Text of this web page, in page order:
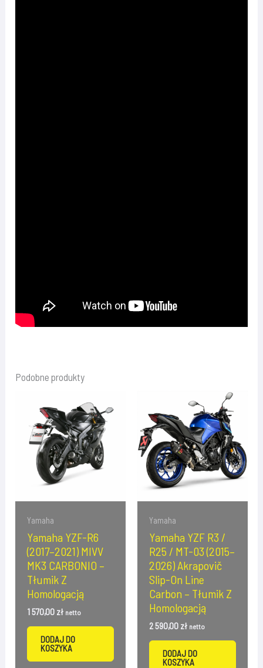
Podobne produkty
Yamaha
Yamaha YZF-R6
(2017–2021) MIVV
MK3 CARBONIO –
Tłumik Z
Homologacją
1 570,00 zł netto
DODAJ DO
KOSZYKA
Yamaha
Yamaha YZF R3 /
R25 / MT-03 (2015–
2026) Akrapovič
Slip-On Line
Carbon – Tłumik Z
Homologacją
2 590,00 zł netto
DODAJ DO
KOSZYKA